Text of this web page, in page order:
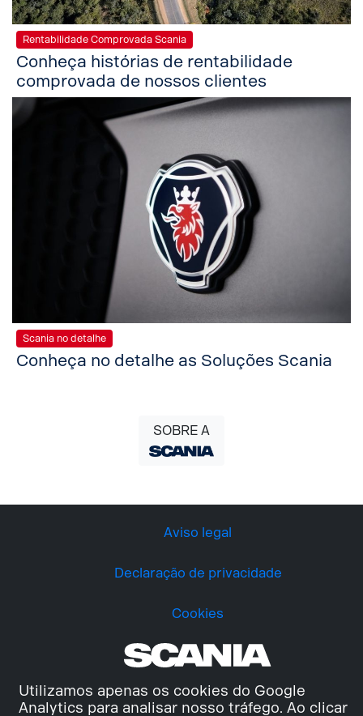
Utilizamos apenas os cookies do Google
Analytics para analisar nosso tráfego. Ao clicar
Rentabilidade Comprovada Scania
Conheça histórias de rentabilidade
comprovada de nossos clientes
Scania no detalhe
Conheça no detalhe as Soluções Scania
SOBRE A
Aviso legal
Declaração de privacidade
Cookies